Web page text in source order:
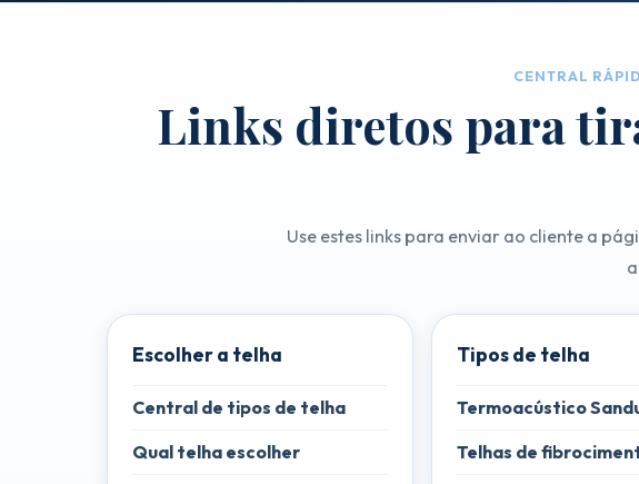
CENTRAL
Links diretos para
Use estes links para enviar ao cliente a
Escolher a telha
Central de tipos de telha
Qual telha escolher
Tipos de telha
Termoacústico
Telhas de